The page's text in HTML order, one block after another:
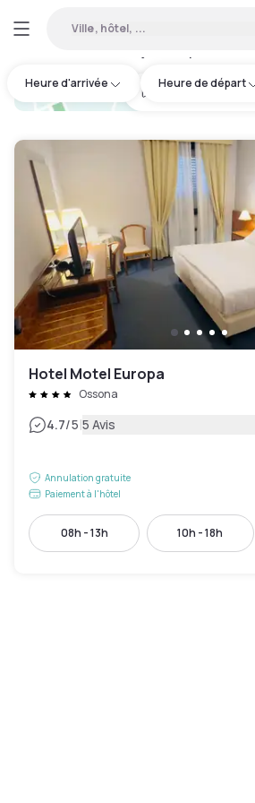
Ville, hôtel, ...
Heure d'arrivée Heure de départ
hotel.cta.view_map
Hotel Motel Europa
Ossona
4.7/5|5 Avis
Annulation gratuite
Paiement à l'hôtel
08h - 13h 10h - 18h